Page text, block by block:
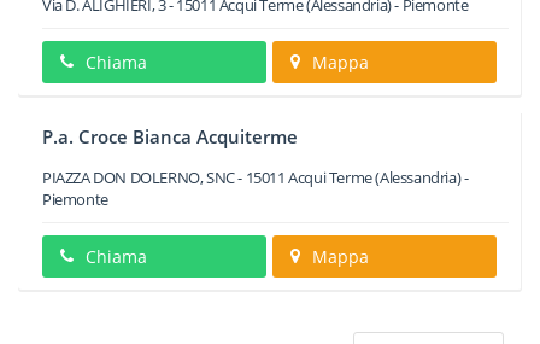
Via D. ALIGHIERI, 3-15011 Acqui Terme(Alessandria) - Piemonte
Chiama Mappa
P.a. Croce Bianca Acquiterme
PIAZZA DON DOLERNO, SNC- 15011 Acqui Terme(Alessandria) -
Piemonte
Chiama Mappa